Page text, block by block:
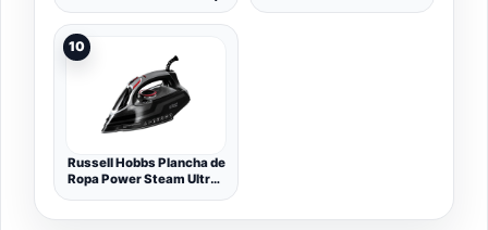
Vapor continuo 40g/min |
Suela cerámica | Punta de
precisión | Doble sistema
antical | Función
autolimpieza | Sistema
antigoteo
10
Russell Hobbs Plancha de
Ropa Power Steam Ultra -